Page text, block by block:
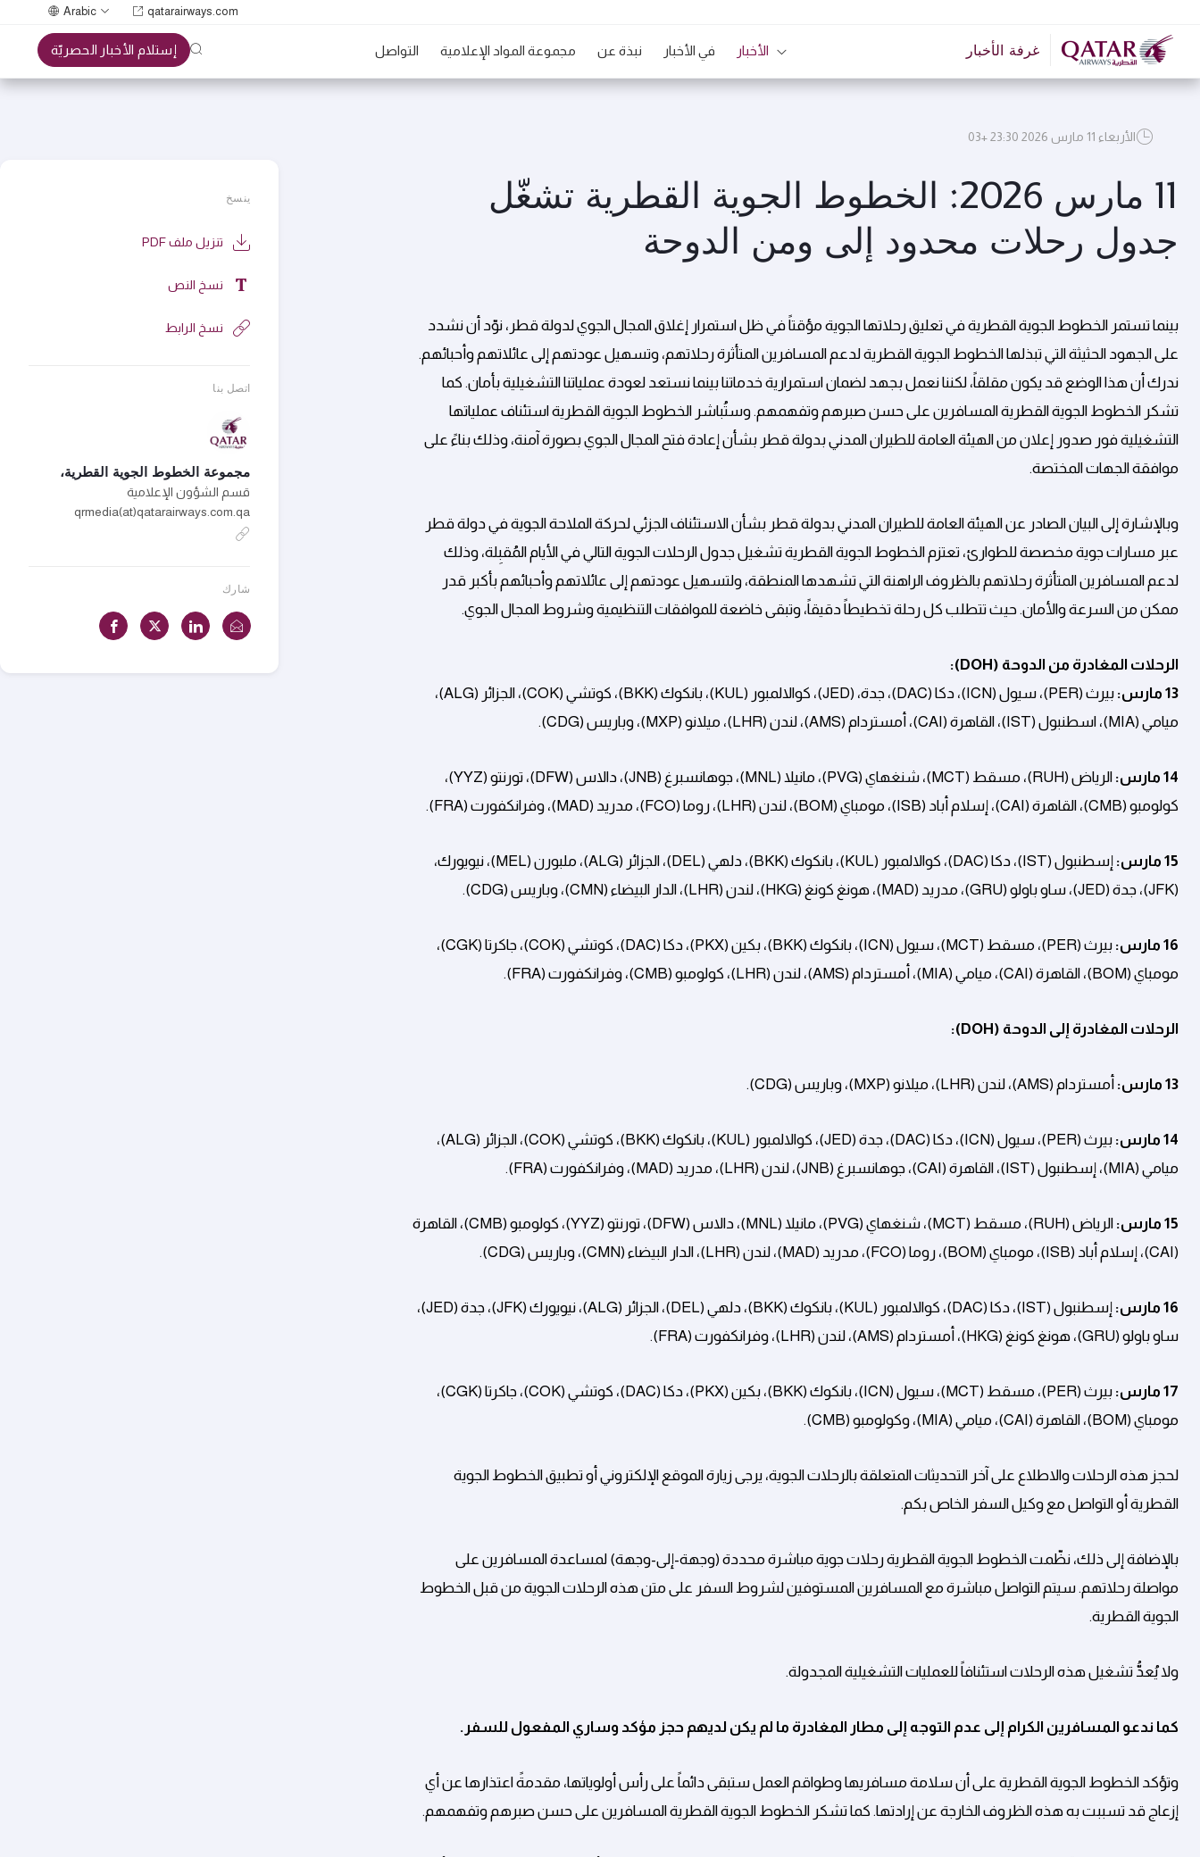
qatarairways.com
Arabic
غرفة الأخبار الأخبار نبذة عن مجموعة المواد الإعلامية في الأخبار التواصل إستلام الأخبار الحصريّة
الأربعاء 11 مارس 2026 23:30 +03
11 مارس 2026: الخطوط الجوية القطرية تشغّل
جدول رحلات محدود إلى ومن الدوحة
بينما تستمر الخطوط الجوية القطرية في تعليق رحلاتها الجوية مؤقتاً في ظل استمرار إغلاق المجال الجوي لدولة قطر، نوّد أن نشدد
على الجهود الحثيثة التي تبذلها الخطوط الجوية القطرية لدعم المسافرين المتأثرة رحلاتهم، وتسهيل عودتهم إلى عائلاتهم وأحبائهم.
ندرك أن هذا الوضع قد يكون مقلقاً، لكننا نعمل بجهد لضمان استمرارية خدماتنا بينما نستعد لعودة عملياتنا التشغيلية بأمان. كما
تشكر الخطوط الجوية القطرية المسافرين على حسن صبرهم وتفهمهم. وستُباشر الخطوط الجوية القطرية استئناف عملياتها
التشغيلية فور صدور إعلان من الهيئة العامة للطيران المدني بدولة قطر بشأن إعادة فتح المجال الجوي بصورة آمنة، وذلك بناءً على
موافقة الجهات المختصة.
وبالإشارة إلى البيان الصادر عن الهيئة العامة للطيران المدني بدولة قطر بشأن الاستئناف الجزئي لحركة الملاحة الجوية في دولة قطر
عبر مسارات جوية مخصصة للطوارئ، تعتزم الخطوط الجوية القطرية تشغيل جدول الرحلات الجوية التالي في الأيام المُقبِلة، وذلك
لدعم المسافرين المتأثرة رحلاتهم بالظروف الراهنة التي تشهدها المنطقة، ولتسهيل عودتهم إلى عائلاتهم وأحبائهم بأكبر قدر
ممكن من السرعة والأمان. حيث تتطلب كل رحلة تخطيطاً دقيقاً، وتبقى خاضعة للموافقات التنظيمية وشروط المجال الجوي.
الرحلات المغادرة من الدوحة (DOH):
13 مارس:
بيرث (PER)، سيول (ICN)، دكا (DAC)، جدة، (JED)، كوالالمبور (KUL)، بانكوك (BKK)، كوتشي (COK)، الجزائر (ALG)،
ميامي (MIA)، اسطنبول (IST)، القاهرة (CAI)، أمستردام (AMS)، لندن (LHR)، ميلانو (MXP)، وباريس (CDG).
14 مارس:
الرياض (RUH)، مسقط (MCT)، شنغهاي (PVG)، مانيلا (MNL)، جوهانسبرغ (JNB)، دالاس (DFW)، تورنتو (YYZ)،
كولومبو (CMB)، القاهرة (CAI)، إسلام أباد (ISB)، مومباي (BOM)، لندن (LHR)، روما (FCO)، مدريد (MAD)، وفرانكفورت (FRA).
15 مارس:
إسطنبول (IST)، دكا (DAC)، كوالالمبور (KUL)، بانكوك (BKK)، دلهي (DEL)، الجزائر (ALG)، ملبورن (MEL)، نيويورك،
(JFK)، جدة (JED)، ساو باولو (GRU)، مدريد (MAD)، هونغ كونغ (HKG)، لندن (LHR)، الدار البيضاء (CMN)، وباريس (CDG).
16 مارس:
بيرث (PER)، مسقط (MCT)، سيول (ICN)، بانكوك (BKK)، بكين (PKX)، دكا (DAC)، كوتشي (COK)، جاكرتا (CGK)،
مومباي (BOM)، القاهرة (CAI)، ميامي (MIA)، أمستردام (AMS)، لندن (LHR)، كولومبو (CMB)، وفرانكفورت (FRA).
الرحلات المغادرة إلى الدوحة (DOH
):
13 مارس: أمستردام (AMS)، لندن (LHR)، ميلانو (MXP)، وباريس (CDG).
14 مارس:
بيرث (PER)، سيول (ICN)، دكا (DAC)، جدة (JED)، كوالالمبور (KUL)، بانكوك (BKK)، كوتشي (COK)، الجزائر (ALG)،
ميامي (MIA)، إسطنبول (IST)، القاهرة (CAI)، جوهانسبرغ (JNB)، لندن (LHR)، مدريد (MAD)، وفرانكفورت (FRA).
15 مارس:
الرياض (RUH)، مسقط (MCT)، شنغهاي (PVG)، مانيلا (MNL)، دالاس (DFW)، تورنتو (YYZ)، كولومبو (CMB)، القاهرة
(CAI)، إسلام أباد (ISB)، مومباي (BOM)، روما (FCO)، مدريد (MAD)، لندن (LHR)، الدار البيضاء (CMN)، وباريس (CDG).
16 مارس:
إسطنبول (IST)، دكا (DAC)، كوالالمبور (KUL)، بانكوك (BKK)، دلهي (DEL)، الجزائر (ALG)، نيويورك (JFK)، جدة (JED)،
ساو باولو (GRU)، هونغ كونغ (HKG)، أمستردام (AMS)، لندن (LHR)، وفرانكفورت (FRA).
17 مارس:
بيرث (PER)، مسقط (MCT)، سيول (ICN)، بانكوك (BKK)، بكين (PKX)، دكا (DAC)، كوتشي (COK)، جاكرتا (CGK)،
مومباي (BOM)، القاهرة (CAI)، ميامي (MIA)، وكولومبو (CMB).
لحجز هذه الرحلات والاطلاع على آخر التحديثات المتعلقة بالرحلات الجوية، يرجى زيارة الموقع الإلكتروني أو تطبيق الخطوط الجوية
القطرية أو التواصل مع وكيل السفر الخاص بكم.
بالإضافة إلى ذلك، نظّمت الخطوط الجوية القطرية رحلات جوية مباشرة محددة (وجهة-إلى-وجهة) لمساعدة المسافرين على
مواصلة رحلاتهم. سيتم التواصل مباشرة مع المسافرين المستوفين لشروط السفر على متن هذه الرحلات الجوية من قبل الخطوط
الجوية القطرية.
ولا يُعدُّ تشغيل هذه الرحلات استئنافاً للعمليات التشغيلية المجدولة.
كما ندعو المسافرين الكرام إلى عدم التوجه إلى مطار المغادرة ما لم يكن لديهم حجز مؤكد وساري المفعول للسفر .
وتؤكد الخطوط الجوية القطرية على أن سلامة مسافريها وطواقم العمل ستبقى دائماً على رأس أولوياتها، مقدمةً اعتذارها عن أي
إزعاج قد تسببت به هذه الظروف الخارجة عن إرادتها. كما تشكر الخطوط الجوية القطرية المسافرين على حسن صبرهم وتفهمهم.
ينسخ
تنزيل ملف PDF
نسخ النص
نسخ الرابط
اتصل بنا
مجموعة الخطوط الجوية القطرية،
قسم الشؤون الإعلامية
qrmedia(at)qatarairways.com.qa
شارك